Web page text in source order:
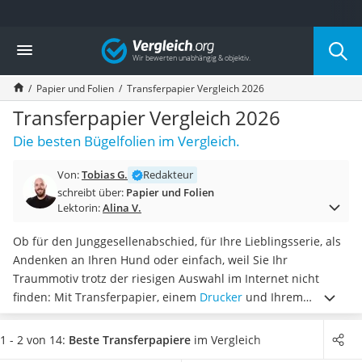
Die beliebtesten Vergleiche nach Kategorie
Wohnen
Matratzen-Topper
Matratzen
Konferenzlautsprecher
Tageslichtlampe
Badlüfter
Ergonomischer Bürostuhl
Bürohocker
Außenleuchte mit Kamera
Akku-Tischlampe
Konferenzmikrofon
Klappmatratze
Duschkopf mit Kalkfilter
Aktenvernichter Sicherheitsstufe 4
Bettgitter
Vergleich
Papier und Folien Transferpapier Vergleich 2026
Transferpapier Vergleich 2026
Die besten Bügelfolien im Vergleich.
Von:Tobias G.
Redakteur
schreibt über: Papier und Folien
Lektorin:Alina V.
Ob für den Junggesellenabschied, für Ihre Lieblingsserie, als
Andenken an Ihren Hund oder einfach, weil Sie Ihr
Traummotiv trotz der riesigen Auswahl im Internet nicht
finden: Mit Transferpapier, einem Drucker und Ihrem
Bügeleisenkönnen SieKleidung ganz nach Ihren
Vorstellungen für wenig Geld selbst gestalten
1 - 2 von 14: Beste Transferpapiere im Vergleich